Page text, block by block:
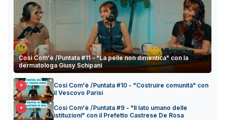
Così Com'è /Puntata #11 - "La pelle non dimentica" con la
dermatologa Giusy Schipani
Così Com'è /Puntata #10 - "Costruire comunità" con
il Vescovo Parisi
Così Com'è /Puntata #9 - "Il lato umano delle
istituzioni" con il Prefetto Castrese De Rosa